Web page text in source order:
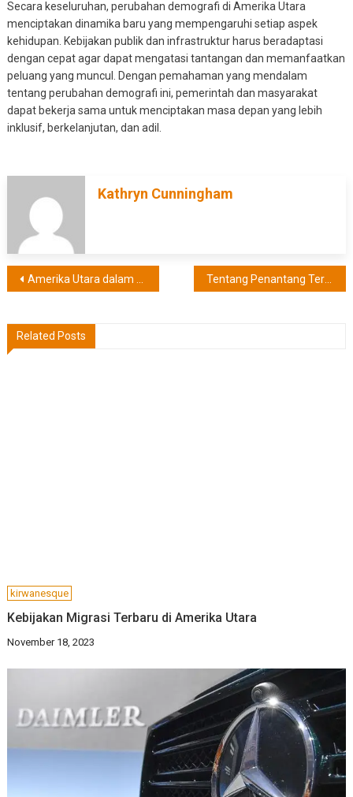
Secara keseluruhan, perubahan demografi di Amerika Utara
menciptakan dinamika baru yang mempengaruhi setiap aspek
kehidupan. Kebijakan publik dan infrastruktur harus beradaptasi
dengan cepat agar dapat mengatasi tantangan dan memanfaatkan
peluang yang muncul. Dengan pemahaman yang mendalam
tentang perubahan demografi ini, pemerintah dan masyarakat
dapat bekerja sama untuk menciptakan masa depan yang lebih
inklusif, berkelanjutan, dan adil.
Kathryn Cunningham
Post
Amerika Utara dalam Era Revolusi Digital dan Privasi Tentang Penantang Terkuat Jet Tempur F-35 Amerika Serikat
Related Posts
kirwanesque
Kebijakan Migrasi Terbaru di Amerika Utara
November 18, 2023